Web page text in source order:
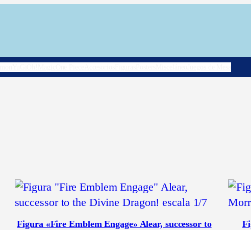
Figura «Fire Emblem Engage» Alear, successor to